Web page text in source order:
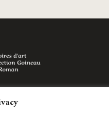
régionaux et
en joaillerie